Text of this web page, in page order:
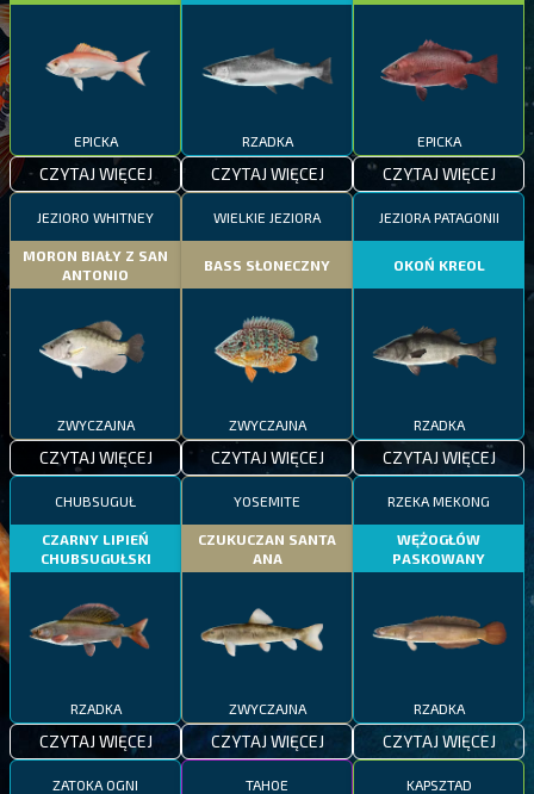
EPICKA
CZYTAJ WIĘCEJ
RZADKA
CZYTAJ WIĘCEJ
EPICKA
CZYTAJ WIĘCEJ
JEZIORO WHITNEY
MORON BIAŁY Z SAN
ANTONIO
ZWYCZAJNA
CZYTAJ WIĘCEJ
WIELKIE JEZIORA
BASS SŁONECZNY
ZWYCZAJNA
CZYTAJ WIĘCEJ
JEZIORA PATAGONII
OKOŃ KREOL
RZADKA
CZYTAJ WIĘCEJ
CHUBSUGUŁ
CZARNY LIPIEŃ
CHUBSUGUŁSKI
RZADKA
CZYTAJ WIĘCEJ
YOSEMITE
CZUKUCZAN SANTA
ANA
ZWYCZAJNA
CZYTAJ WIĘCEJ
RZEKA MEKONG
WĘŻOGŁÓW
PASKOWANY
RZADKA
CZYTAJ WIĘCEJ
ZATOKA OGNI TAHOE KAPSZTAD